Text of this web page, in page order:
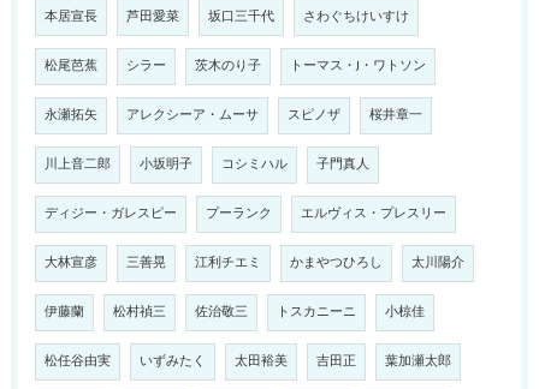
本居宣長 芦田愛菜 坂口三千代 さわぐちけいすけ
松尾芭蕉 シラー 茨木のり子 トーマス・J・ワトソン
永瀬拓矢 アレクシーア・ムーサ スピノザ 桜井章一
川上音二郎 小坂明子 コシミハル 子門真人
ディジー・ガレスピー プーランク エルヴィス・プレスリー
大林宣彦 三善晃 江利チエミ かまやつひろし 太川陽介
伊藤蘭 松村禎三 佐治敬三 トスカニーニ 小椋佳
松任谷由実 いずみたく 太田裕美 吉田正 葉加瀬太郎